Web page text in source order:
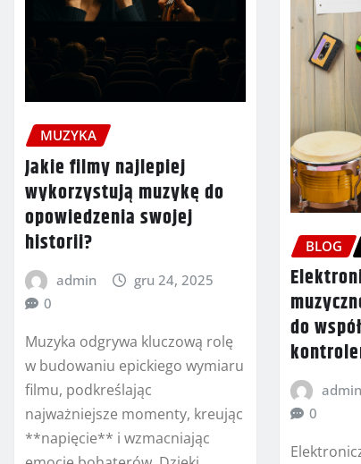
MUZYKA
Jakie filmy najlepiej
wykorzystują muzykę do
opowiedzenia swojej
historii?
admin
gru 24, 2025
0
Muzyka odgrywa kluczową rolę
w budowaniu epickiego wymiaru
filmu, podkreślając
najważniejsze momenty, kreując
**napięcie** i wzmacniając
BLOG
do
admin
0